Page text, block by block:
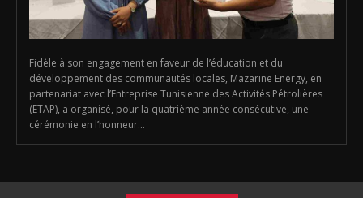
Fidèle à son engagement en faveur de l’éducation et du
développement des communautés locales, Mazarine Energy, en
partenariat avec l’Entreprise Tunisienne des Activités Pétrolières
(ETAP), a organisé, pour la quatrième année consécutive, une
cérémonie en l’honneur...